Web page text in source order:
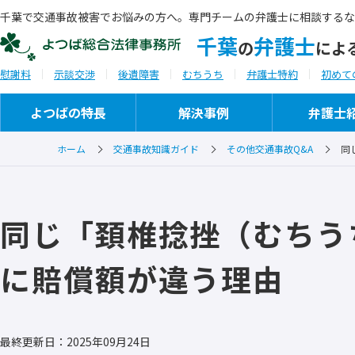
千葉で交通事故被害でお悩みの方へ。専門チームの弁護士に相談する
千葉の弁護士によ
慰謝料 示談交渉 後遺障害 むちうち 弁護士特約 初め
よつばの特長
ご相談実例
ご推薦者の言葉
解決事例 弁護士
セミナー・研修会講師
ホーム 交通事故知識ガイド その他交通事故Q&A 同
同じ「頚椎捻挫（むち
に賠償額が違う理由
最終更新日：2025年09月24日